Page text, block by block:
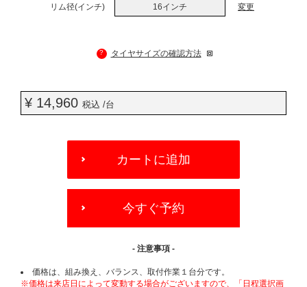
リム径(インチ) 16インチ 変更
? タイヤサイズの確認方法
¥ 14,960 税込 /台
OPTIONS
カートに追加
今すぐ予約
- 注意事項 -
価格は、組み換え、バランス、取付作業１台分です。
※価格は来店日によって変動する場合がございますので、「日程選択画